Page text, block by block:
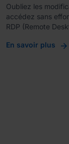
Oubliez les
accédez sans
RDP (Remote
En savoir plus